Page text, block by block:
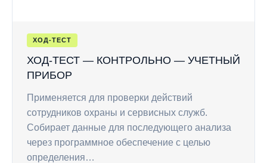
ХОД-ТЕСТ
ХОД-ТЕСТ — КОНТРОЛЬНО — УЧЕТНЫЙ
ПРИБОР
Применяется для проверки действий
сотрудников охраны и сервисных служб.
Собирает данные для последующего анализа
через программное обеспечение с целью
определения…